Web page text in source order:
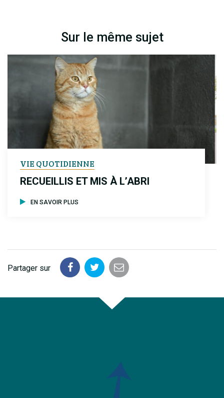
Sur le même sujet
VIE QUOTIDIENNE
RECUEILLIS ET MIS À L’ABRI
EN SAVOIR PLUS
Partager sur
Partager
Facebook
Partager
Twitter
Partager
email